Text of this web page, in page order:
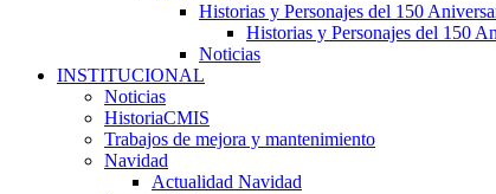
Historias y Personajes del 150
Historias y Personajes del 150
Noticias
INSTITUCIONAL
Noticias
HistoriaCMIS
Trabajos de mejora y mantenimiento
Navidad
Actualidad Navidad